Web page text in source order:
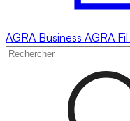
AGRA Business AGRA Fil